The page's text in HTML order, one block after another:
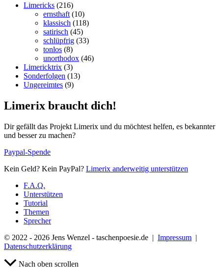
Limericks (216)
ernsthaft (10)
klassisch (118)
satirisch (45)
schlüpfrig (33)
tonlos (8)
unorthodox (46)
Limericktrix (3)
Sonderfolgen (13)
Ungereimtes (9)
Limerix braucht dich!
Dir gefällt das Projekt Limerix und du möchtest helfen, es bekannter
und besser zu machen?
Paypal-Spende
Kein Geld? Kein PayPal? Limerix anderweitig unterstützen
F.A.Q.
Unterstützen
Tutorial
Themen
Sprecher
© 2022 - 2026 Jens Wenzel - taschenpoesie.de | Impressum |
Datenschutzerklärung
Nach oben scrollen